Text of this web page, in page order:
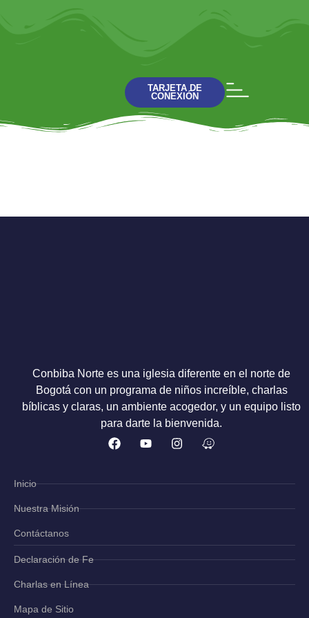
TARJETA DE
CONEXIÓN
Conbiba Norte es una iglesia diferente en el norte de
Bogotá con un programa de niños increíble, charlas
bíblicas y claras, un ambiente acogedor, y un equipo listo
para darte la bienvenida.
Inicio
Nuestra Misión
Contáctanos
Declaración de Fe
Charlas en Línea
Mapa de Sitio